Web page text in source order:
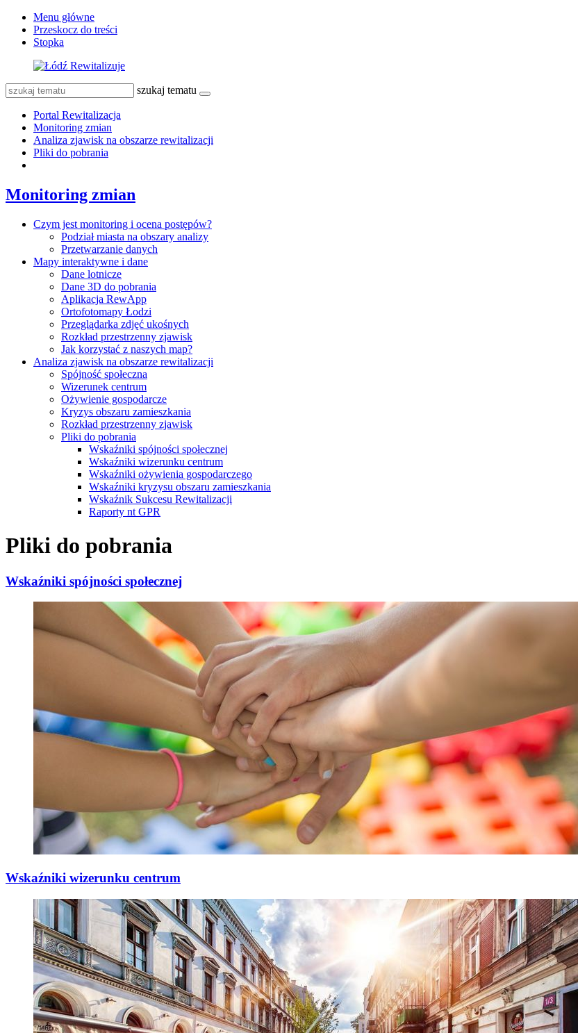
Menu główne
Przeskocz do treści
Stopka
szukaj tematu
Portal Rewitalizacja
Monitoring zmian
Analiza zjawisk na obszarze rewitalizacji
Pliki do pobrania
Monitoring zmian
Czym jest monitoring i ocena postępów?
Podział miasta na obszary analizy
Przetwarzanie danych
Mapy interaktywne i dane
Dane lotnicze
Dane 3D do pobrania
Aplikacja RewApp
Ortofotomapy Łodzi
Przeglądarka zdjęć ukośnych
Rozkład przestrzenny zjawisk
Jak korzystać z naszych map?
Analiza zjawisk na obszarze rewitalizacji
Spójność społeczna
Wizerunek centrum
Ożywienie gospodarcze
Kryzys obszaru zamieszkania
Rozkład przestrzenny zjawisk
Pliki do pobrania
Wskaźniki spójności społecznej
Wskaźniki wizerunku centrum
Wskaźniki ożywienia gospodarczego
Wskaźniki kryzysu obszaru zamieszkania
Wskaźnik Sukcesu Rewitalizacji
Raporty nt GPR
Pliki do pobrania
Wskaźniki spójności społecznej
Wskaźniki wizerunku centrum